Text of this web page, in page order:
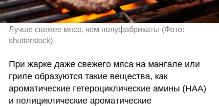
Лучше свежее мясо, чем полуфабрикаты (Фото:
shutterstock)
При жарке даже свежего мяса на мангале или
гриле образуются такие вещества, как
ароматические гетероциклические амины (HAA)
и полициклические ароматические